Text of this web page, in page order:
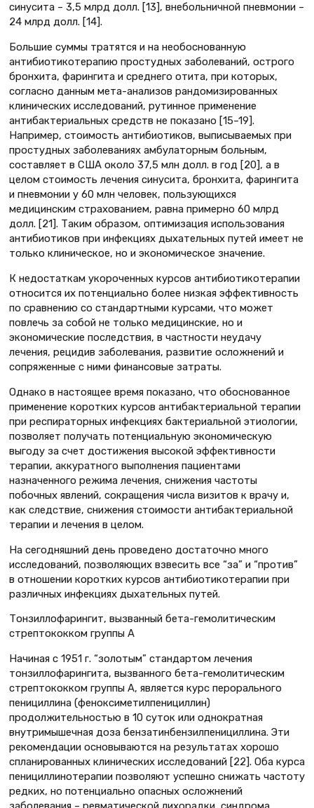
синусита – 3,5 млрд долл. [13], внебольничной пневмонии –
24 млрд долл. [14].
Большие суммы тратятся и на необоснованную
антибиотикотерапию простудных заболеваний, острого
бронхита, фарингита и среднего отита, при которых,
согласно данным мета-анализов рандомизированных
клинических исследований, рутинное применение
антибактериальных средств не показано [15–19].
Например, стоимость антибиотиков, выписываемых при
простудных заболеваниях амбулаторным больным,
составляет в США около 37,5 млн долл. в год [20], а в
целом стоимость лечения синусита, бронхита, фарингита
и пневмонии у 60 млн человек, пользующихся
медицинским страхованием, равна примерно 60 млрд
долл. [21]. Таким образом, оптимизация использования
антибиотиков при инфекциях дыхательных путей имеет не
только клиническое, но и экономическое значение.
К недостаткам укороченных курсов антибиотикотерапии
относится их потенциально более низкая эффективность
по сравнению со стандартными курсами, что может
повлечь за собой не только медицинские, но и
экономические последствия, в частности неудачу
лечения, рецидив заболевания, развитие осложнений и
сопряженные с ними финансовые затраты.
Однако в настоящее время показано, что обоснованное
применение коротких курсов антибактериальной терапии
при респираторных инфекциях бактериальной этиологии,
позволяет получать потенциальную экономическую
выгоду за счет достижения высокой эффективности
терапии, аккуратного выполнения пациентами
назначенного режима лечения, снижения частоты
побочных явлений, сокращения числа визитов к врачу и,
как следствие, снижения стоимости антибактериальной
терапии и лечения в целом.
На сегодняшний день проведено достаточно много
исследований, позволяющих взвесить все “за” и “против”
в отношении коротких курсов антибиотикотерапии при
различных инфекциях дыхательных путей.
Тонзиллофарингит, вызванный бета-гемолитическим
стрептококком группы А
Начиная с 1951 г. “золотым” стандартом лечения
тонзиллофарингита, вызванного бета-гемолитическим
стрептококком группы А, является курс перорального
пенициллина (феноксиметилпенициллин)
продолжительностью в 10 суток или однократная
внутримышечная доза бензатинбензилпенициллина. Эти
рекомендации основываются на результатах хорошо
спланированных клинических исследований [22]. Оба курса
пенициллинотерапии позволяют успешно снижать частоту
редких, но потенциально опасных осложнений